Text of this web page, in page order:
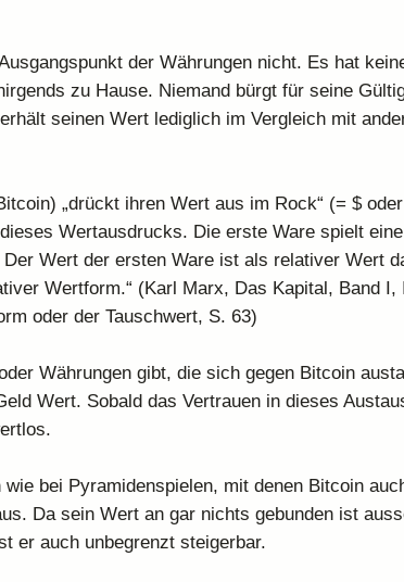
der Währungen nicht. Es hat
zu Hause. Niemand bürgt für seine
seinen Wert lediglich im Vergleich mit
„drückt ihren Wert aus im Rock“ (= $
Wertausdrucks. Die erste Ware spielt
Wert der ersten Ware ist als relativer Wert
Wertform.“ (Karl Marx, Das Kapital, Band
oder der Tauschwert, S. 63)
Währungen gibt, die sich gegen Bitcoin
Wert. Sobald das Vertrauen in dieses
wie bei Pyramidenspielen, mit denen Bitcoin
Da sein Wert an gar nichts gebunden ist
er auch unbegrenzt steigerbar.